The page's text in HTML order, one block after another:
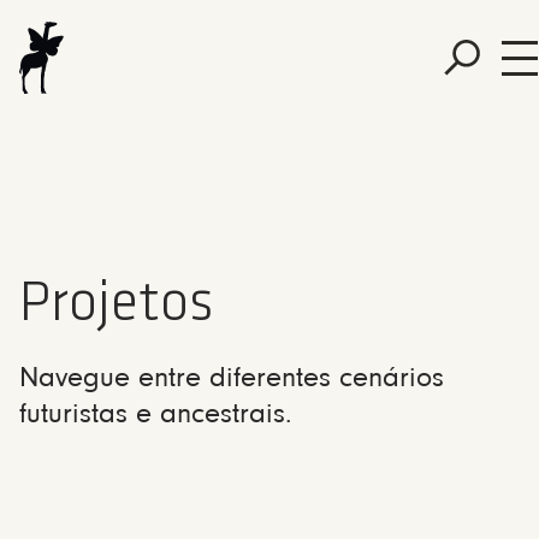
Projetos
Navegue entre diferentes cenários
futuristas e ancestrais.